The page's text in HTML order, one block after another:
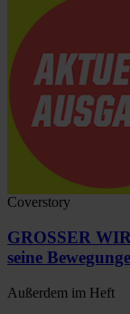
Coverstory
GROSSER
seine
Außerdem im Heft